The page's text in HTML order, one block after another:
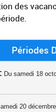
des
Périodes
Du samedi 18
20